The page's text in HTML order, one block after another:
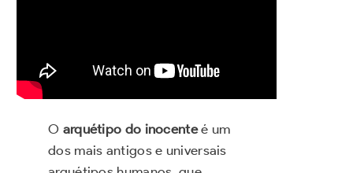
O arquétipo do inocenteé um
dos mais antigos e universais